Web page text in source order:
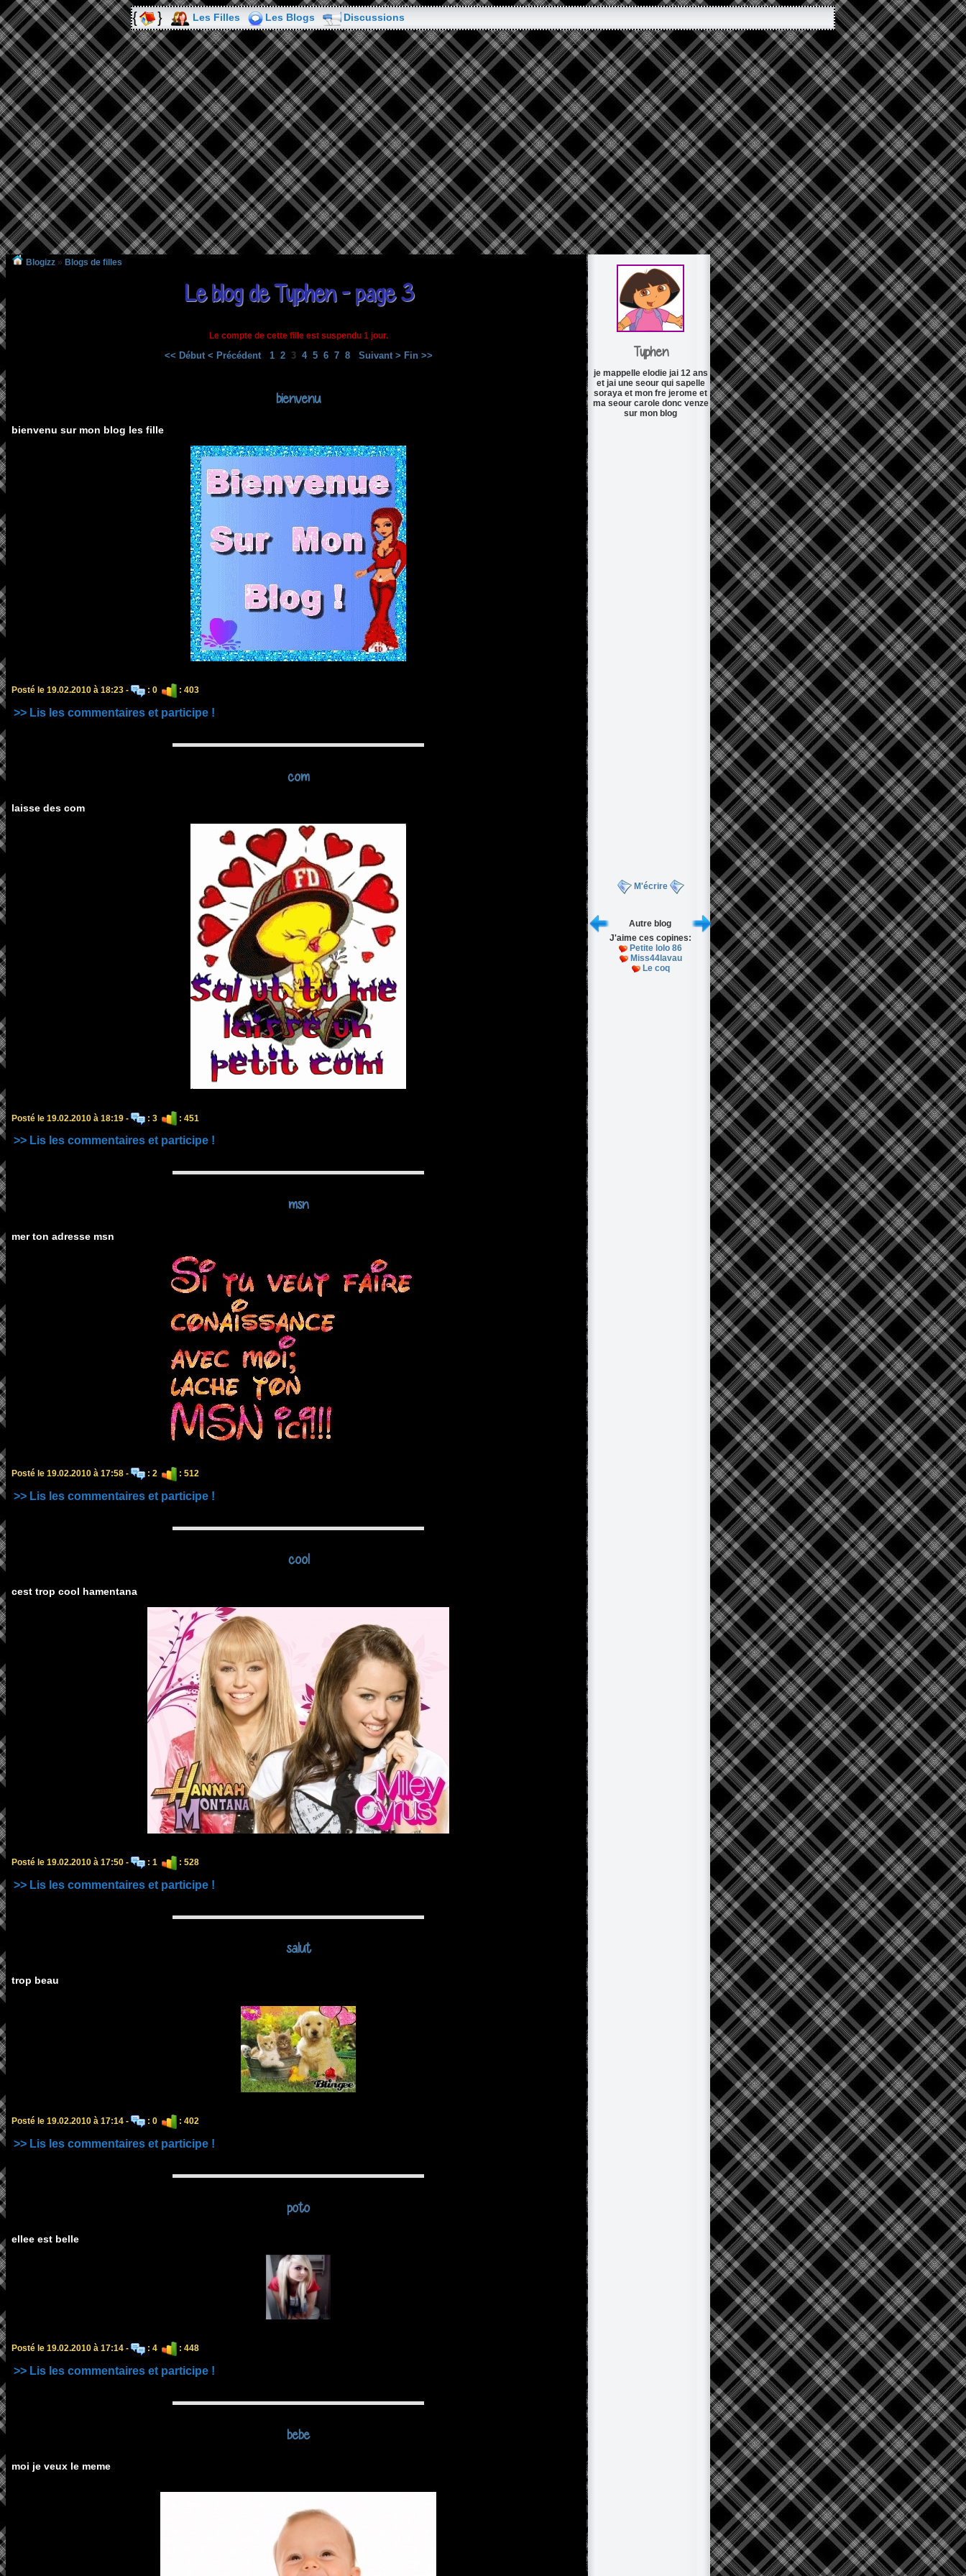
Les Filles Les Blogs Discussions
Blogizz » Blogs de filles
Le blog de Typhen - page 3
Le compte de cette fille est suspendu 1 jour.
<< Début < Précédent 1 23 4 5 6 7 8 Suivant > Fin >>
bienvenu
bienvenu sur mon blog les fille
Posté le 19.02.2010 à 18:23 - : 0 : 403
>> Lis les commentaires et participe !
com
laisse des com
Posté le 19.02.2010 à 18:19 - : 3 : 451
>> Lis les commentaires et participe !
msn
mer ton adresse msn
Posté le 19.02.2010 à 17:58 - : 2 : 512
>> Lis les commentaires et participe !
cool
cest trop cool hamentana
Posté le 19.02.2010 à 17:50 - : 1 : 528
>> Lis les commentaires et participe !
salut
trop beau
Posté le 19.02.2010 à 17:14 - : 0 : 402
>> Lis les commentaires et participe !
poto
ellee est belle
Posté le 19.02.2010 à 17:14 - : 4 : 448
>> Lis les commentaires et participe !
bebe
moi je veux le meme
Typhen
je mappelle elodie jai 12 ans
et jai une seour qui sapelle
soraya et mon fre jerome et
ma seour carole donc venze
sur mon blog
M'écrire
Autre blog
J'aime ces copines:
Petite lolo 86
Miss44lavau
Le coq